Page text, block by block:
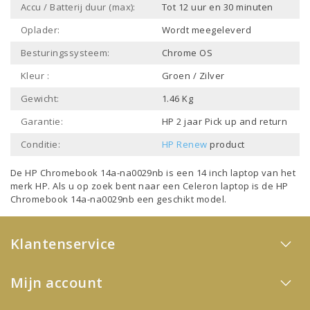
Accu / Batterij duur (max):
Tot 12 uur en 30 minuten
Oplader:
Wordt meegeleverd
Besturingssysteem:
Chrome OS
Kleur :
Groen / Zilver
Gewicht:
1.46 Kg
Garantie:
HP 2 jaar Pick up and return
Conditie:
HP Renew product
De HP Chromebook 14a-na0029nb is een 14 inch laptop van het
merkHP. Als u op zoek bent naar een Celeron laptop is de HP
Chromebook 14a-na0029nb een geschikt model.
Klantenservice
Mijn account